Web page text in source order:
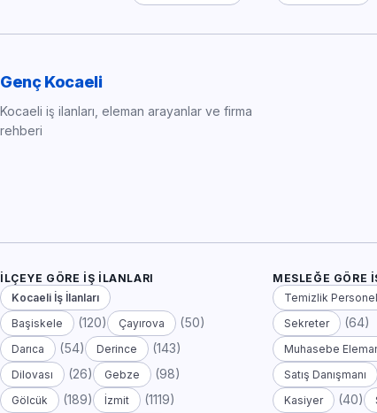
Genç Kocaeli
Kocaeli iş ilanları, eleman arayanlar ve firma
rehberi
İLÇEYE GÖRE İŞ İLANLARI
Kocaeli İş İlanları
Başiskele
(120) Çayırova (50)
Darıca (54) Derince (143)
Dilovası (26) Gebze (98)
Gölcük (189) İzmit (1119)
MESLEĞE GÖRE
Temizlik
Sekreter (64)
Muhasebe
Satış Danışmanı
Kasiyer (40)